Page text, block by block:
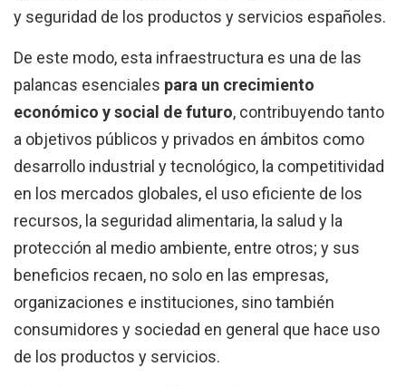
y seguridad de los productos y servicios españoles.
De este modo, esta infraestructura es una de las
palancas esenciales para un crecimiento
económico y social de futuro, contribuyendo tanto
a objetivos públicos y privados en ámbitos como
desarrollo industrial y tecnológico, la competitividad
en los mercados globales, el uso eficiente de los
recursos, la seguridad alimentaria, la salud y la
protección al medio ambiente, entre otros; y sus
beneficios recaen, no solo en las empresas,
organizaciones e instituciones, sino también
consumidores y sociedad en general que hace uso
de los productos y servicios.